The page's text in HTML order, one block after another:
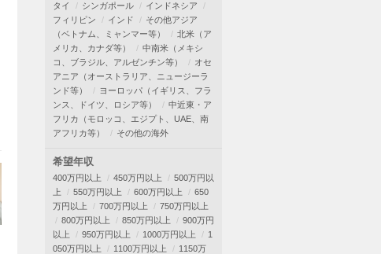
タイ
シンガポール
インドネシア
フィリピン
インド
その他アジア
（ベトナム、ミャンマー等）
北米（ア
メリカ、カナダ等）
中南米（メキシ
コ、ブラジル、アルゼンチン等）
オセ
アニア（オーストラリア、ニュージーラ
ンド等）
ヨーロッパ（イギリス、フラ
ンス、ドイツ、ロシア等）
中近東・ア
フリカ（モロッコ、エジプト、UAE、南
アフリカ等）
その他の海外
希望年収
400万円以上 450万円以上
500万円以
上
550万円以上 600万円以上
650
万円以上
700万円以上
750万円以上
800万円以上
850万円以上
900万円
以上
950万円以上 1000万円以上
1
050万円以上
1100万円以上
1150万